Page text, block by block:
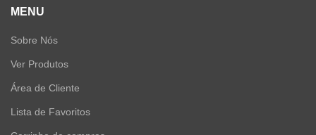
MENU
Sobre Nós
Ver Produtos
Área de Cliente
Lista de Favoritos